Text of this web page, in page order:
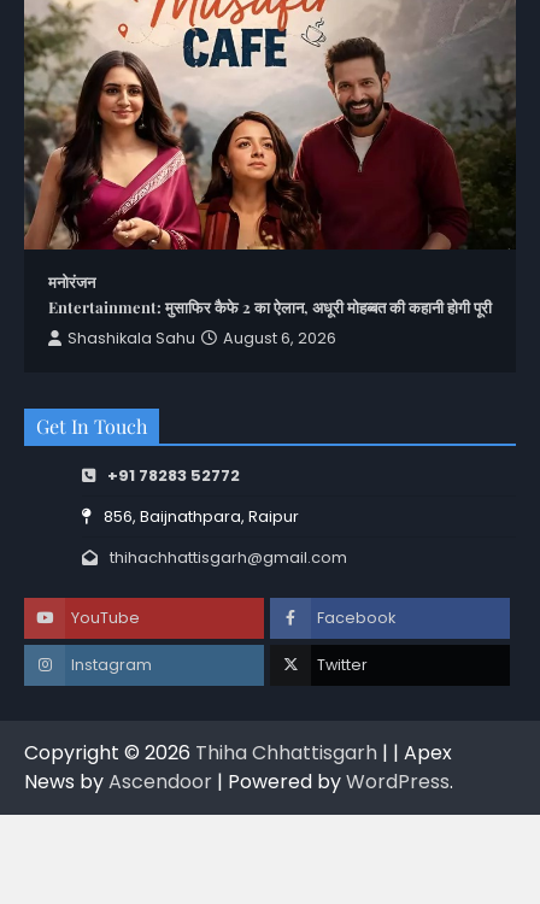
मनोरंजन
Entertainment: मुसाफिर कैफे 2 का ऐलान, अधूरी मोहब्बत की कहानी होगी पूरी
Shashikala Sahu
August 6, 2026
Get In Touch
+91 78283 52772
856, Baijnathpara, Raipur
thihachhattisgarh@gmail.com
YouTube Facebook
Instagram Twitter
Copyright © 2026 Thiha Chhattisgarh | | Apex
News byAscendoor | Powered byWordPress.